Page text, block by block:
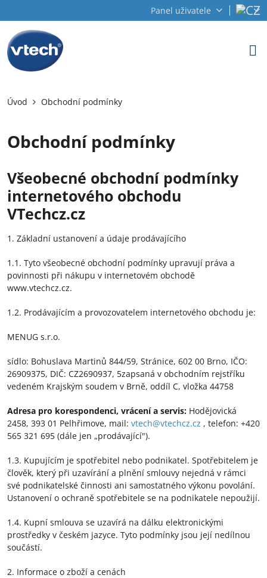
Panel uživatele
Úvod Obchodní podmínky
Obchodní podmínky
Všeobecné obchodní podmínky
internetového obchodu
VTechcz.cz
1. Základní ustanovení a údaje prodávajícího
1.1. Tyto všeobecné obchodní podmínky upravují práva a
povinnosti při nákupu v internetovém obchodě
www.vtechcz.cz.
1.2. Prodávajícím a provozovatelem internetového obchodu je:
MENUG s.r.o.
sídlo: Bohuslava Martinů 844/59, Stránice, 602 00 Brno, IČO:
26909375, DIČ: CZ2690937, 5zapsaná v obchodním rejstříku
vedeném Krajským soudem v Brně, oddíl C, vložka 44758
Adresa pro korespondenci, vrácení a servis: Hodějovická
2458, 393 01 Pelhřimove, mail: vtech@vtechcz.cz , telefon: +420
565 321 695 (dále jen „prodávající").
1.3. Kupujícím je spotřebitel nebo podnikatel. Spotřebitelem je
člověk, který při uzavírání a plnění smlouvy nejedná v rámci
své podnikatelské činnosti ani samostatného výkonu povolání.
Ustanovení o ochraně spotřebitele se na podnikatele nepoužijí.
1.4. Kupní smlouva se uzavírá na dálku elektronickými
prostředky v českém jazyce. Tyto podmínky jsou její nedílnou
součástí.
2. Informace o zboží a cenách